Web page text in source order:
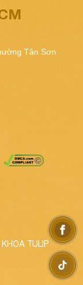
Tân Sơn
TULIP